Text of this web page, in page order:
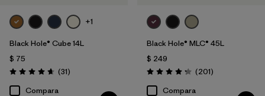
+1
Black Hole® Cube 14L
$ 75
Valoración: 4.6 / 5
(31Comentarios
)
Compara
Black Hole® MLC® 45L
$ 249
Valoración: 4.3 / 5
(201Comentarios
)
Compara